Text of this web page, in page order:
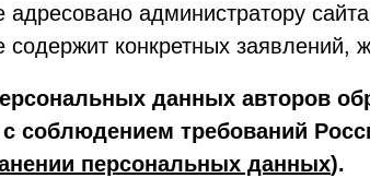
администратору
содержит конкретных заявлений,
данных авторов
соблюдением требований
персональных данных).